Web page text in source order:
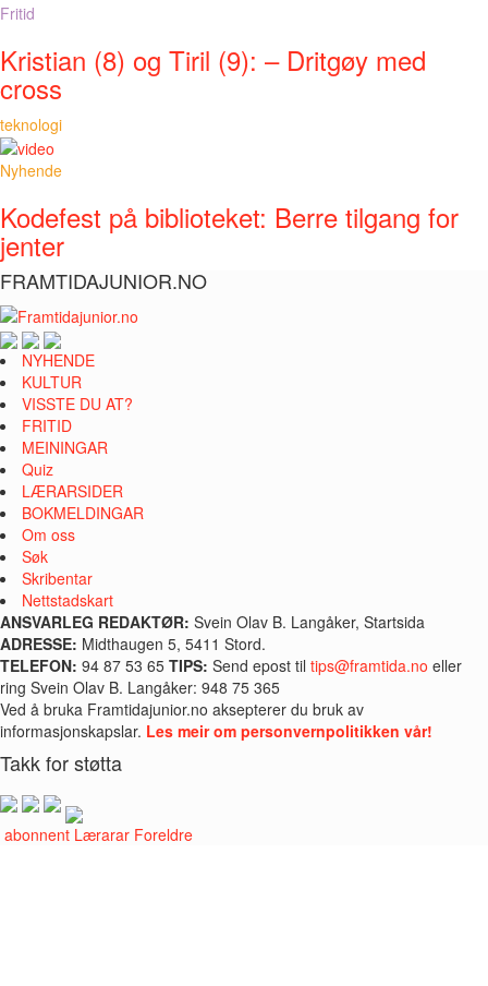
Fritid
Kristian (8) og Tiril (9): – Dritgøy med
cross
teknologi
Nyhende
Kodefest på biblioteket: Berre tilgang for
jenter
FRAMTIDAJUNIOR.NO
NYHENDE
KULTUR
VISSTE DU AT?
FRITID
MEININGAR
Quiz
LÆRARSIDER
BOKMELDINGAR
Om oss
Søk
Skribentar
Nettstadskart
ANSVARLEG REDAKTØR: Svein Olav B. Langåker, Startsida
ADRESSE: Midthaugen 5, 5411 Stord.
TELEFON: 94 87 53 65 TIPS: Send epost til tips@framtida.no eller
ring Svein Olav B. Langåker: 948 75 365
Ved å bruka Framtidajunior.no aksepterer du bruk av
informasjonskapslar. Les meir om personvernpolitikken vår!
Takk for støtta
abonnent Lærarar Foreldre